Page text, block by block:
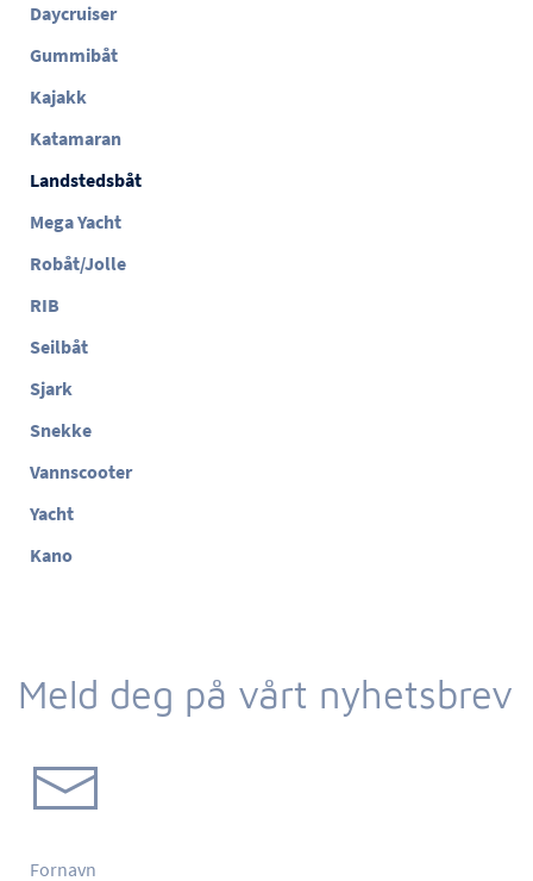
Daycruiser
Gummibåt
Kajakk
Katamaran
Landstedsbåt
Mega Yacht
Robåt/Jolle
RIB
Seilbåt
Sjark
Snekke
Vannscooter
Yacht
Kano
Meld deg på vårt nyhetsbrev